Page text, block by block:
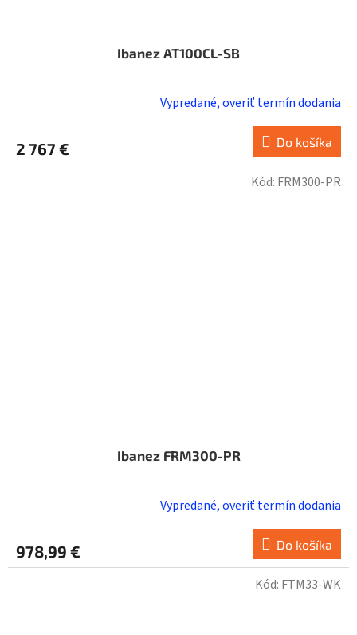
Ibanez AT100CL-SB
produktu
je
Vypredané, overiť termín dodania
2 767 € Do košíka
Ibanez FRM300-PR
Vypredané, overiť termín dodania
978,99 € Do košíka
Kód: FRM300-PR
Kód: FTM33-WK